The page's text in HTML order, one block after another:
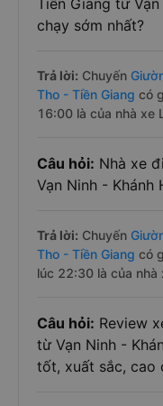
Tiền Giang từ
chạy sớm nhất?
Trả lời: Chuyến
Tho - Tiền Giang có
16:00 là của nhà xe
Câu hỏi: Nhà xe
Vạn Ninh - Khánh
Trả lời: Chuyến
Tho - Tiền Giang có
lúc 22:30 là của nhà
Câu hỏi: Review
từ Vạn Ninh -
tốt, xuất sắc, cao